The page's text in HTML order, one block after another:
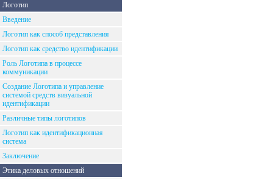
Логотип
Введение
Логотип как способ представления
Логотип как средство идентификации
Роль Логотипа в процессе
коммуникации
Создание Логотипа и управление
системой средств визуальной
идентификации
Различные типы логотипов
Логотип как идентификационная
система
Заключение
Этика деловых отношений